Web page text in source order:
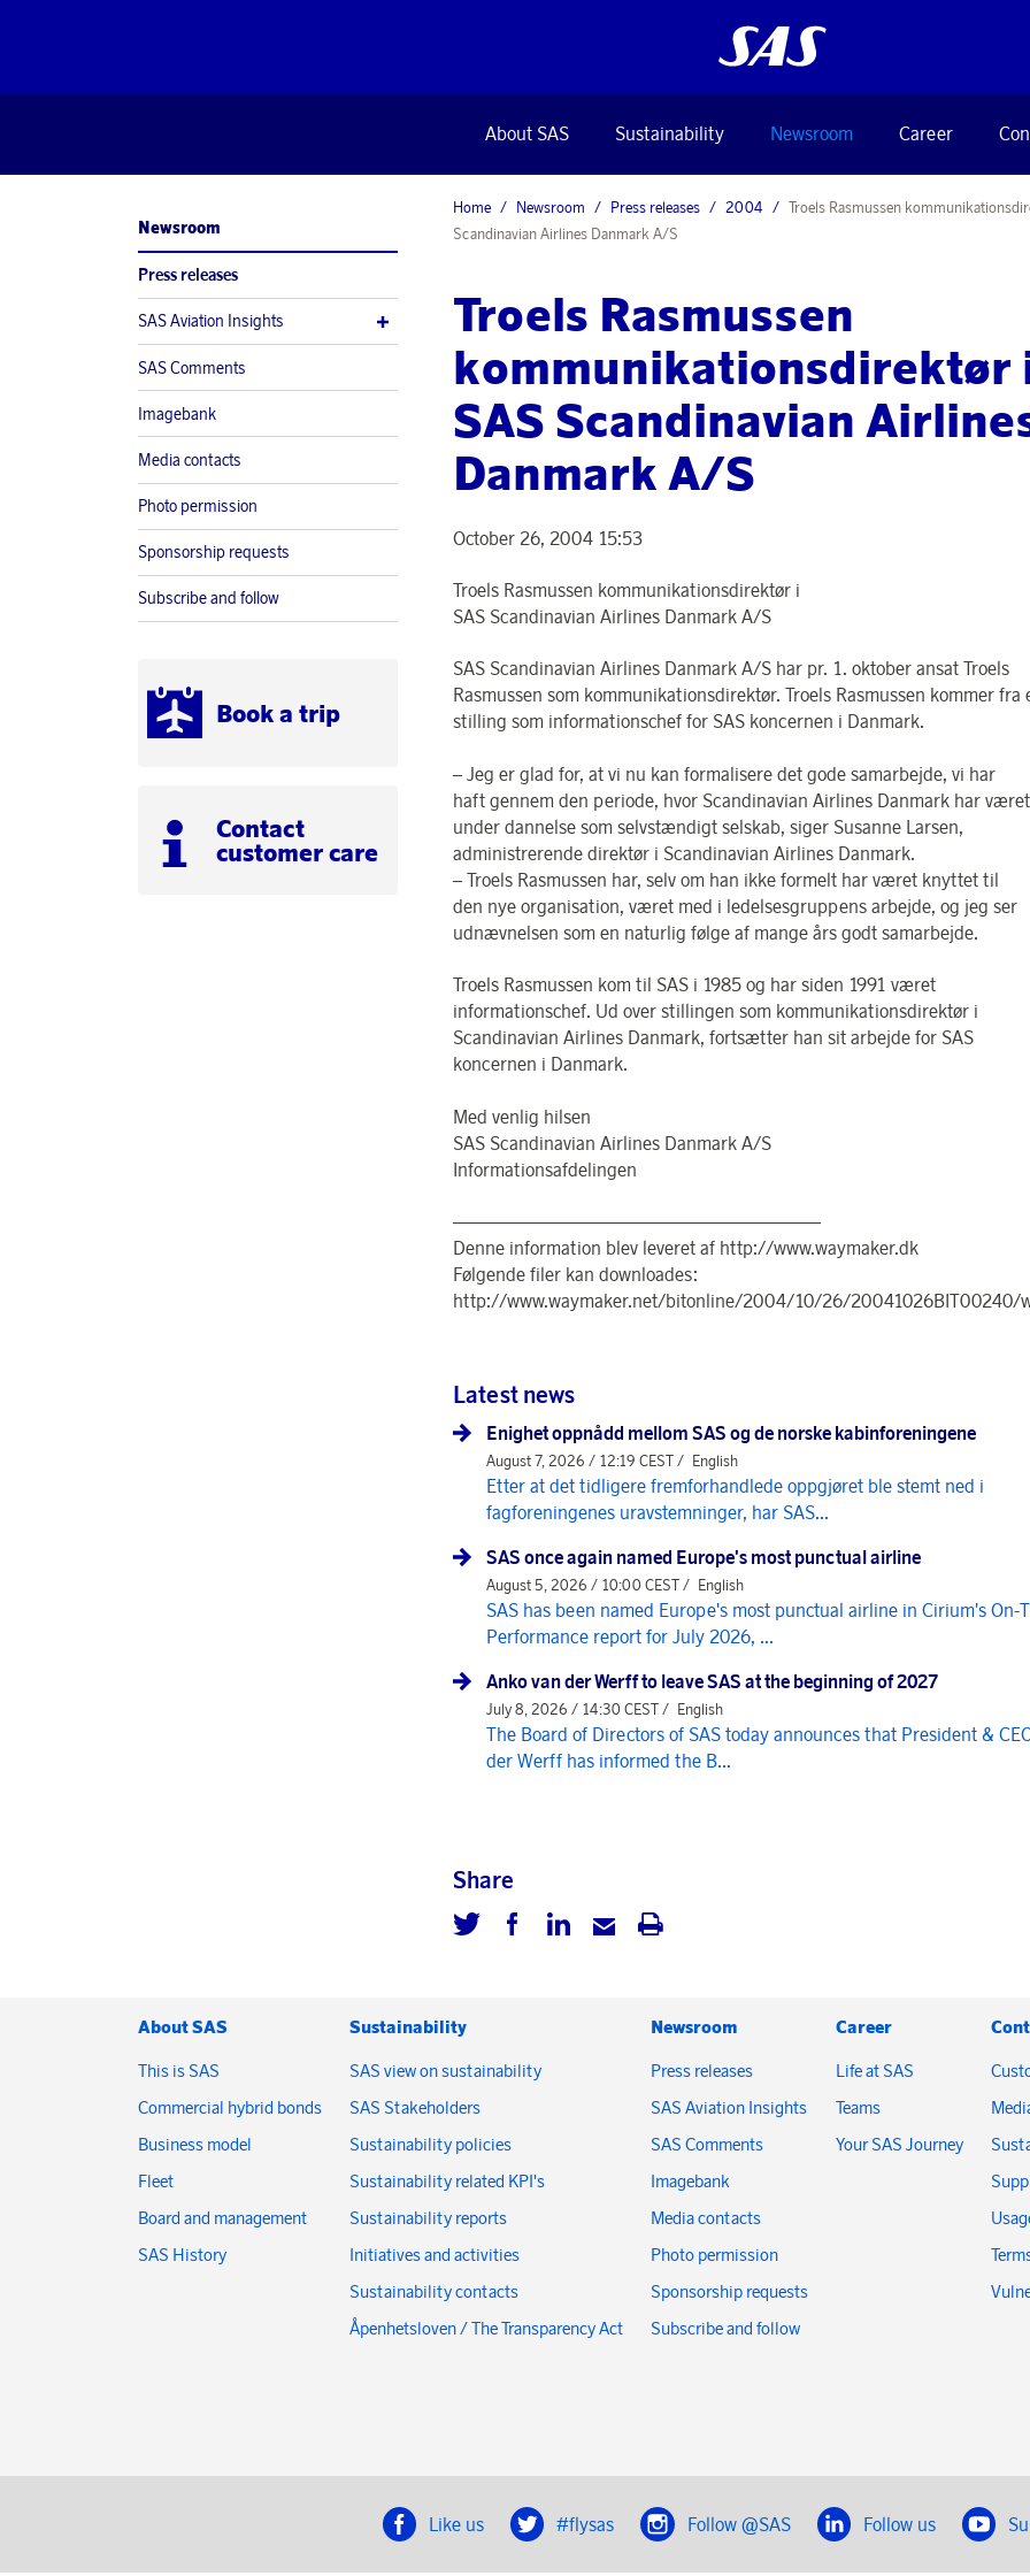
About SAS Sustainability Newsroom Career
Newsroom
Press releases
SAS Aviation Insights
SAS Comments
Imagebank
Media contacts
Photo permission
Sponsorship requests
Subscribe and follow
Book a trip
Contact
customer care
Home Newsroom Press releases 2004
Troels Rasmussen
Scandinavian Airlines Danmark A/S
Troels Rasmussen
kommunikationsdirektør
SAS Scandinavian
Danmark A/S
October 26, 2004 15:53
Troels Rasmussen kommunikationsdirektør i
SAS Scandinavian Airlines Danmark A/S
SAS Scandinavian Airlines Danmark A/S har pr. 1. oktober ansat Troels
Rasmussen som kommunikationsdirektør. Troels Rasmussen kommer fra
stilling som informationschef for SAS koncernen i Danmark.
– Jeg er glad for, at vi nu kan formalisere det gode samarbejde, vi har
haft gennem den periode, hvor Scandinavian Airlines Danmark har været
under dannelse som selvstændigt selskab, siger Susanne Larsen,
administrerende direktør i Scandinavian Airlines Danmark.
– Troels Rasmussen har, selv om han ikke formelt har været knyttet til
den nye organisation, været med i ledelsesgruppens arbejde, og jeg ser
udnævnelsen som en naturlig følge af mange års godt samarbejde.
Troels Rasmussen kom til SAS i 1985 og har siden 1991 været
informationschef. Ud over stillingen som kommunikationsdirektør i
Scandinavian Airlines Danmark, fortsætter han sit arbejde for SAS
koncernen i Danmark.
Med venlig hilsen
SAS Scandinavian Airlines Danmark A/S
Informationsafdelingen
————————————————————
Denne information blev leveret af http://www.waymaker.dk
Følgende filer kan downloades:
http://www.waymaker.net/bitonline/2004/10/26/20041026BIT00240/
Latest news
Enighet oppnådd mellom SAS og de norske kabinforeningene
August 7, 2026 / 12:19 CEST / English
Etter at det tidligere fremforhandlede oppgjøret ble stemt ned i
fagforeningenes uravstemninger, har SAS...
SAS once again named Europe's most punctual airline
August 5, 2026 / 10:00 CEST / English
SAS has been named Europe's most punctual airline in Cirium's On-
Performance report for July 2026, ...
Anko van der Werff to leave SAS at the beginning of 2027
July 8, 2026 / 14:30 CEST / English
The Board of Directors of SAS today announces that President &
der Werff has informed the B...
Share
About SAS
This is SAS
Commercial hybrid bonds
Business model
Fleet
Board and management
SAS History
Sustainability
SAS view on sustainability
SAS Stakeholders
Sustainability policies
Sustainability related KPI's
Sustainability reports
Initiatives and activities
Sustainability contacts
Åpenhetsloven / The Transparency Act
Newsroom
Press releases
SAS Aviation Insights
SAS Comments
Imagebank
Media contacts
Photo permission
Sponsorship requests
Subscribe and follow
Career
Life at SAS
Teams
Your SAS Journey
Like us #flysas Follow @SAS Follow us